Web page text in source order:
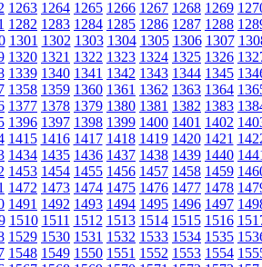
1263 1264 1265 1266 1267 1268 1269
1282 1283 1284 1285 1286 1287 1288
1301 1302 1303 1304 1305 1306 1307
1320 1321 1322 1323 1324 1325 1326
1339 1340 1341 1342 1343 1344 1345
1358 1359 1360 1361 1362 1363 1364
1377 1378 1379 1380 1381 1382 1383
1396 1397 1398 1399 1400 1401 1402
1415 1416 1417 1418 1419 1420 1421
1434 1435 1436 1437 1438 1439 1440
1453 1454 1455 1456 1457 1458 1459
1472 1473 1474 1475 1476 1477 1478
1491 1492 1493 1494 1495 1496 1497
1510 1511 1512 1513 1514 1515 1516
1529 1530 1531 1532 1533 1534 1535
1548 1549 1550 1551 1552 1553 1554